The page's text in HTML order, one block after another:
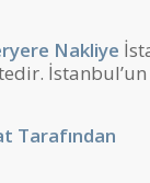
Nakliye
Tarafından